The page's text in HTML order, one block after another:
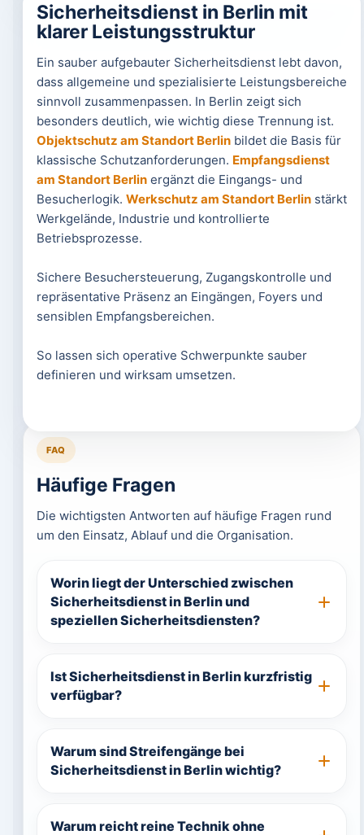
Sicherheitsdienst in Berlin mit
klarer Leistungsstruktur
Ein sauber aufgebauter Sicherheitsdienst lebt davon,
dass allgemeine und spezialisierte Leistungsbereiche
sinnvoll zusammenpassen. In Berlin zeigt sich
besonders deutlich, wie wichtig diese Trennung ist.
Objektschutz am Standort Berlinbildet die Basis für
klassische Schutzanforderungen. Empfangsdienst
am Standort Berlinergänzt die Eingangs- und
Besucherlogik. Werkschutz am Standort Berlinstärkt
Werkgelände, Industrie und kontrollierte
Betriebsprozesse.
Sichere Besuchersteuerung, Zugangskontrolle und
repräsentative Präsenz an Eingängen, Foyers und
sensiblen Empfangsbereichen.
So lassen sich operative Schwerpunkte sauber
definieren und wirksam umsetzen.
FAQ
Häufige Fragen
Die wichtigsten Antworten auf häufige Fragen rund
um den Einsatz, Ablauf und die Organisation.
Worin liegt der Unterschied zwischen
Sicherheitsdienst in Berlin und
speziellen Sicherheitsdiensten?
Ist Sicherheitsdienst in Berlin kurzfristig
verfügbar?
Warum sind Streifengänge bei
Sicherheitsdienst in Berlin wichtig?
Warum reicht reine Technik ohne